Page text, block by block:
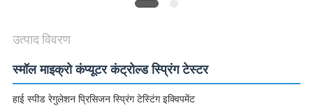
SITEMAP
PRIVACY
उत्पाद विवरण
स्मॉल माइक्रो कंप्यूटर कंट्रोल्ड स्प्रिंग टेस्टर
हाई स्पीड रेगुलेशन प्रिसिजन स्प्रिंग टेस्टिंग इक्विपमेंट